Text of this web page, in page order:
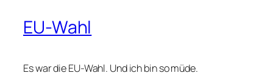
EU-Wahl
Es war die EU-Wahl. Und ich bin so müde.